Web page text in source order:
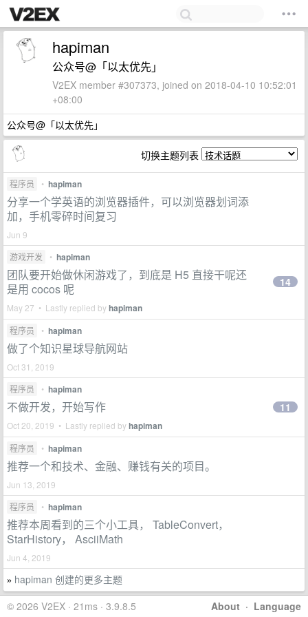
hapiman
公众号@「以太优先」
V2EX member #307373, joined on 2018-04-10 10:52:01
+08:00
公众号@「以太优先」
切换主题列表
程序员 • hapiman
分享一个学英语的浏览器插件，可以浏览器划词添
加，手机零碎时间复习
Jun 9
游戏开发
• hapiman
团队要开始做休闲游戏了，到底是 H5 直接干呢还
是用 cocos 呢
May 27 • Lastly replied byhapiman
14
程序员 • hapiman
做了个知识星球导航网站
Oct 31, 2019
程序员
• hapiman
不做开发，开始写作
Oct 20, 2019 • Lastly replied byhapiman
11
程序员 • hapiman
推荐一个和技术、金融、赚钱有关的项目。
Jun 13, 2019
程序员
• hapiman
推荐本周看到的三个小工具， TableConvert，
StarHistory， AsciiMath
Jun 4, 2019
» hapiman 创建的更多主题
About · Language
© 2026 V2EX · 21ms · 3.9.8.5